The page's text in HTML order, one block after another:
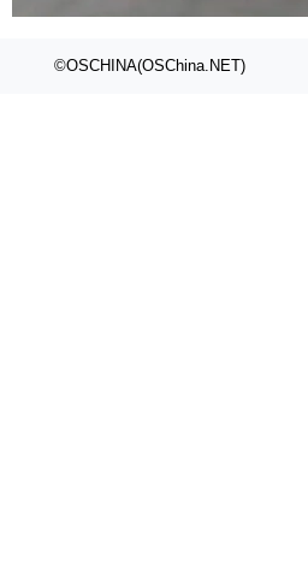
理解大规模代码仓时面临显著"代码仓
©OSCHINA(OSChina.NET)